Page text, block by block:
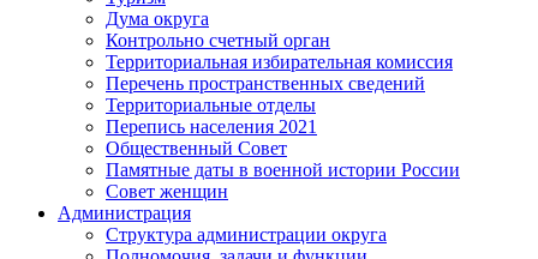
Дума округа
Контрольно счетный орган
Территориальная избирательная комиссия
Перечень пространственных сведений
Территориальные отделы
Перепись населения 2021
Общественный Совет
Памятные даты в военной истории России
Совет женщин
Администрация
Структура администрации округа